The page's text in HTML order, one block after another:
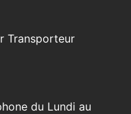
Transporteur
du Lundi au